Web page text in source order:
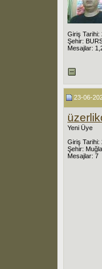
Giriş Tarihi:
Şehir:
Mesajlar:
23-06-
Yeni Üye
Giriş Tarihi:
Şehir: Muğla
Mesajlar: 7